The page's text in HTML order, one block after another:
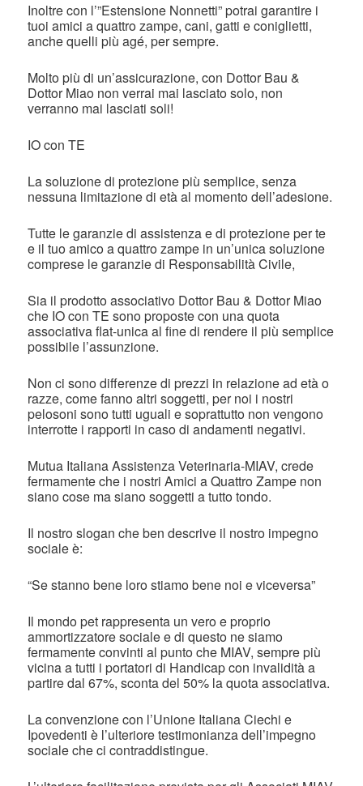
Inoltre con l’”Estensione Nonnetti” potrai garantire i
tuoi amici a quattro zampe, cani, gatti e coniglietti,
anche quelli più agé, per sempre.
Molto più di un’assicurazione, con Dottor Bau &
Dottor Miao non verrai mai lasciato solo, non
verranno mai lasciati soli!
IO con TE
La soluzione di protezione più semplice, senza
nessuna limitazione di età al momento dell’adesione.
Tutte le garanzie di assistenza e di protezione per te
e il tuo amico a quattro zampe in un’unica soluzione
comprese le garanzie di Responsabilità Civile,
Sia il prodotto associativo Dottor Bau & Dottor Miao
che IO con TE sono proposte con una quota
associativa flat-unica al fine di rendere il più semplice
possibile l’assunzione.
Non ci sono differenze di prezzi in relazione ad età o
razze, come fanno altri soggetti, per noi i nostri
pelosoni sono tutti uguali e soprattutto non vengono
interrotte i rapporti in caso di andamenti negativi.
Mutua Italiana Assistenza Veterinaria-MIAV, crede
fermamente che i nostri Amici a Quattro Zampe non
siano cose ma siano soggetti a tutto tondo.
Il nostro slogan che ben descrive il nostro impegno
sociale è:
“Se stanno bene loro stiamo bene noi e viceversa”
Il mondo pet rappresenta un vero e proprio
ammortizzatore sociale e di questo ne siamo
fermamente convinti al punto che MIAV, sempre più
vicina a tutti i portatori di Handicap con invalidità a
partire dal 67%, sconta del 50% la quota associativa.
La convenzione con l’Unione Italiana Ciechi e
Ipovedenti è l’ulteriore testimonianza dell’impegno
sociale che ci contraddistingue.